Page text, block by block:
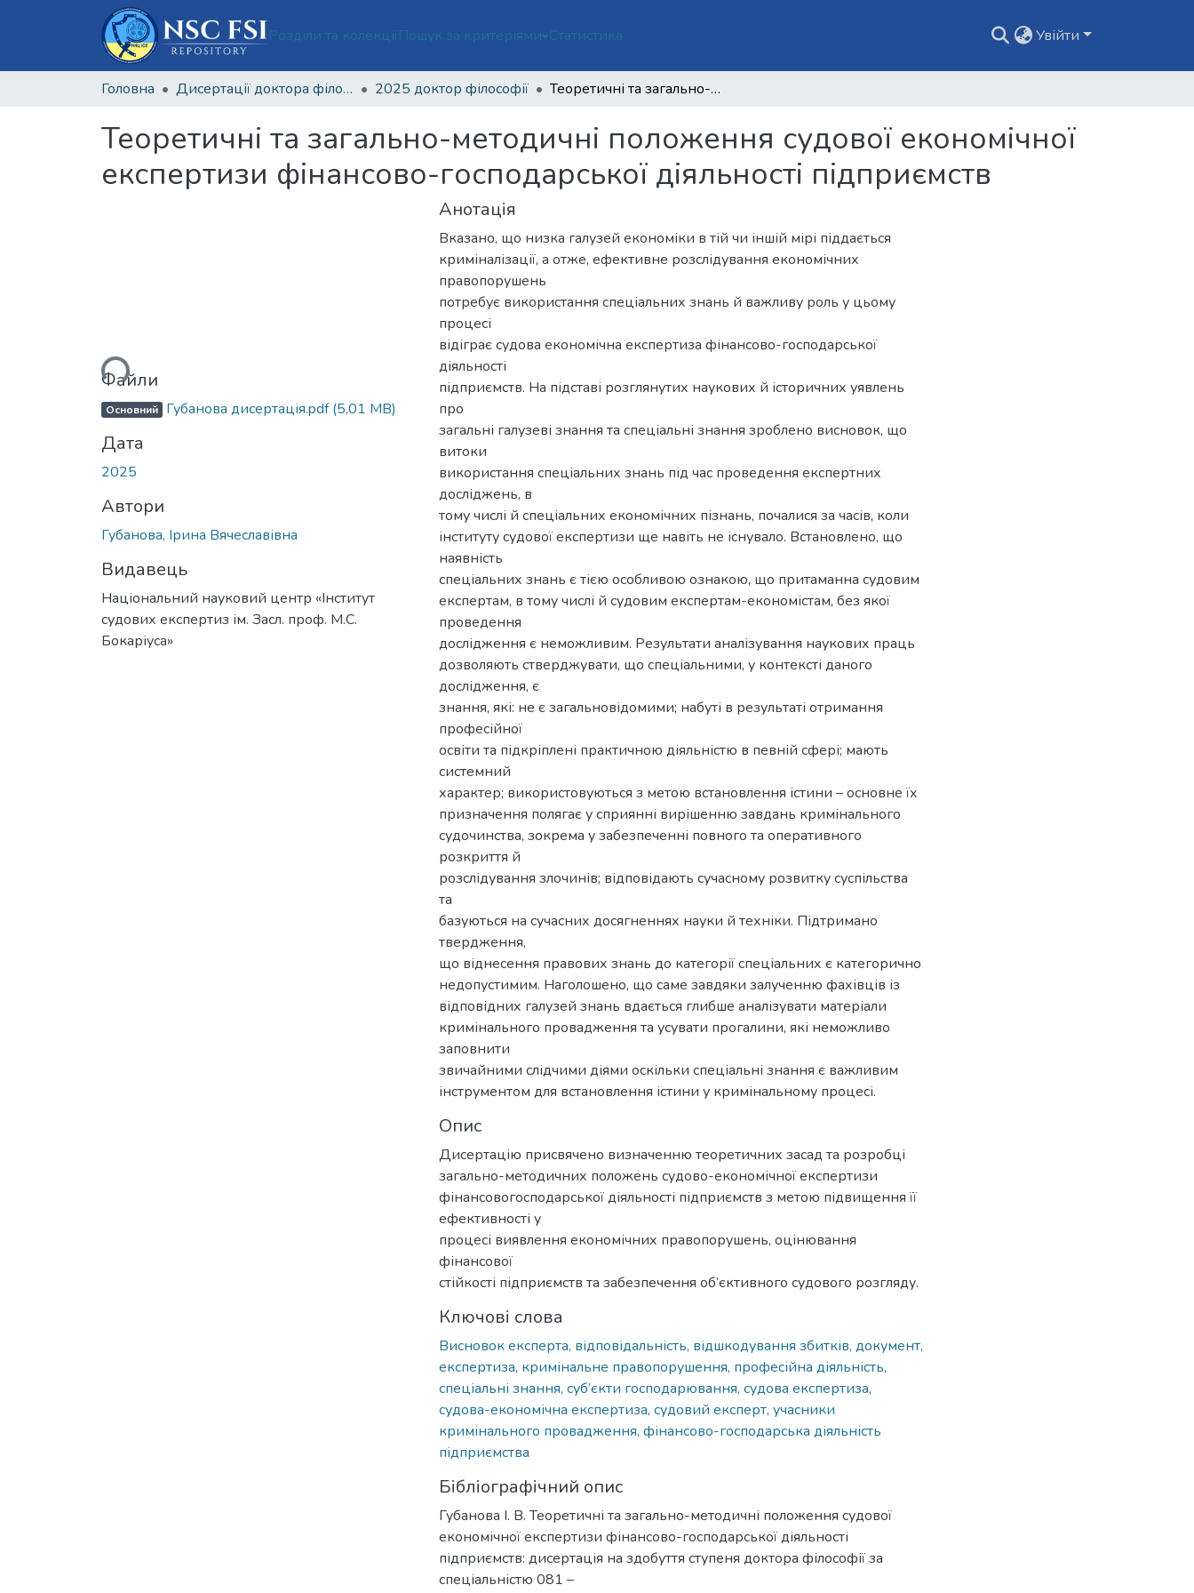
Розділи та колекціїПошук за критеріями Статистика Увійти
Головна Дисертації доктора філософії 2025 доктор філософії Теоретичні та загально-методичні положення судової економічної експертизи фінансово-господарської діяльності підприємств
Теоретичні та загально-методичні положення судової економічної
експертизи фінансово-господарської діяльності підприємств
Вантажиться...
Файли
Основний Губанова дисертація.pdf(5,01 MB)
Дата
2025
Автори
Губанова, Ірина Вячеславівна
Видавець
Національний науковий центр «Інститут
судових експертиз ім. Засл. проф. М.С.
Бокаріуса»
Анотація
Вказано, що низка галузей економіки в тій чи іншій мірі піддається
криміналізації, а отже, ефективне розслідування економічних
правопорушень
потребує використання спеціальних знань й важливу роль у цьому
процесі
відіграє судова економічна експертиза фінансово-господарської
діяльності
підприємств. На підставі розглянутих наукових й історичних уявлень
про
загальні галузеві знання та спеціальні знання зроблено висновок, що
витоки
використання спеціальних знань під час проведення експертних
досліджень, в
тому числі й спеціальних економічних пізнань, почалися за часів, коли
інституту судової експертизи ще навіть не існувало. Встановлено, що
наявність
спеціальних знань є тією особливою ознакою, що притаманна судовим
експертам, в тому числі й судовим експертам-економістам, без якої
проведення
дослідження є неможливим. Результати аналізування наукових праць
дозволяють стверджувати, що спеціальними, у контексті даного
дослідження, є
знання, які: не є загальновідомими; набуті в результаті отримання
професійної
освіти та підкріплені практичною діяльністю в певній сфері; мають
системний
характер; використовуються з метою встановлення істини – основне їх
призначення полягає у сприянні вирішенню завдань кримінального
судочинства, зокрема у забезпеченні повного та оперативного
розкриття й
розслідування злочинів; відповідають сучасному розвитку суспільства
та
базуються на сучасних досягненнях науки й техніки. Підтримано
твердження,
що віднесення правових знань до категорії спеціальних є категорично
недопустимим. Наголошено, що саме завдяки залученню фахівців із
відповідних галузей знань вдається глибше аналізувати матеріали
кримінального провадження та усувати прогалини, які неможливо
заповнити
звичайними слідчими діями оскільки спеціальні знання є важливим
інструментом для встановлення істини у кримінальному процесі.
Опис
Дисертацію присвячено визначенню теоретичних засад та розробці
загально-методичних положень судово-економічної експертизи
фінансовогосподарської діяльності підприємств з метою підвищення її
ефективності у
процесі виявлення економічних правопорушень, оцінювання
фінансової
стійкості підприємств та забезпечення об’єктивного судового розгляду.
Ключові слова
Висновок експерта, відповідальність, відшкодування збитків, документ,
експертиза, кримінальне правопорушення, професійна діяльність,
спеціальні знання, суб’єкти господарювання, судова експертиза,
судова-економічна експертиза, судовий експерт, учасники
кримінального провадження, фінансово-господарська діяльність
підприємства
Бібліографічний опис
Губанова І. В. Теоретичні та загально-методичні положення судової
економічної експертизи фінансово-господарської діяльності
підприємств: дисертація на здобуття ступеня доктора філософії за
спеціальністю 081 –